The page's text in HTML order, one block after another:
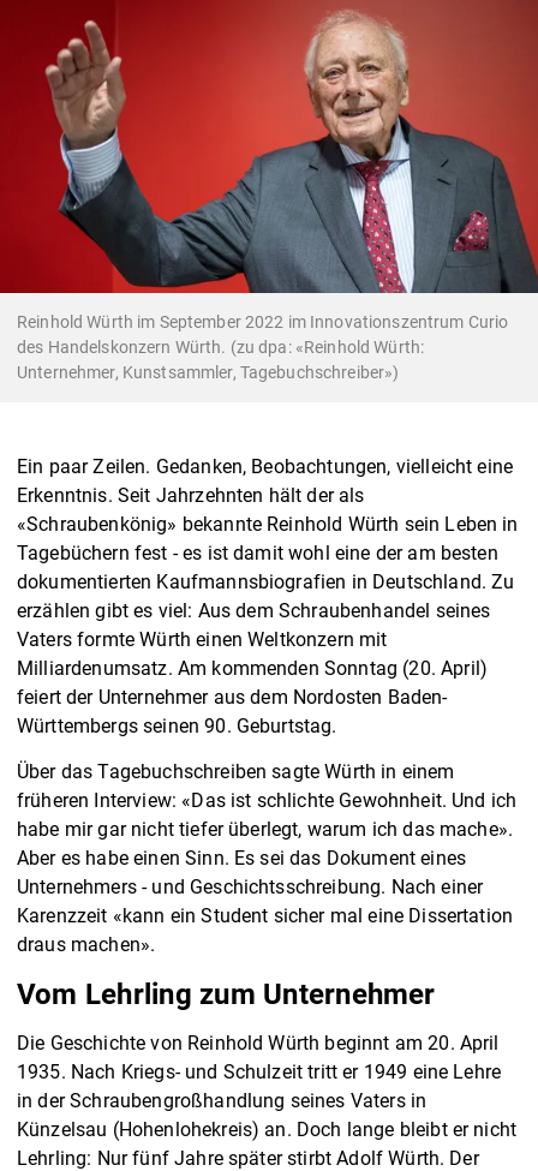
Reinhold Würth im September 2022 im Innovationszentrum Curio
des Handelskonzern Würth. (zu dpa: «Reinhold Würth:
Unternehmer, Kunstsammler, Tagebuchschreiber»)
Ein paar Zeilen. Gedanken, Beobachtungen, vielleicht eine
Erkenntnis. Seit Jahrzehnten hält der als
«Schraubenkönig» bekannte Reinhold Würth sein Leben in
Tagebüchern fest - es ist damit wohl eine der am besten
dokumentierten Kaufmannsbiografien in Deutschland. Zu
erzählen gibt es viel: Aus dem Schraubenhandel seines
Vaters formte Würth einen Weltkonzern mit
Milliardenumsatz. Am kommenden Sonntag (20. April)
feiert der Unternehmer aus dem Nordosten Baden-
Württembergs seinen 90. Geburtstag.
Über das Tagebuchschreiben sagte Würth in einem
früheren Interview: «Das ist schlichte Gewohnheit. Und ich
habe mir gar nicht tiefer überlegt, warum ich das mache».
Aber es habe einen Sinn. Es sei das Dokument eines
Unternehmers - und Geschichtsschreibung. Nach einer
Karenzzeit «kann ein Student sicher mal eine Dissertation
draus machen».
Vom Lehrling zum Unternehmer
Die Geschichte von Reinhold Würth beginnt am 20. April
1935. Nach Kriegs- und Schulzeit tritt er 1949 eine Lehre
in der Schraubengroßhandlung seines Vaters in
Künzelsau (Hohenlohekreis) an. Doch lange bleibt er nicht
Lehrling: Nur fünf Jahre später stirbt Adolf Würth. Der